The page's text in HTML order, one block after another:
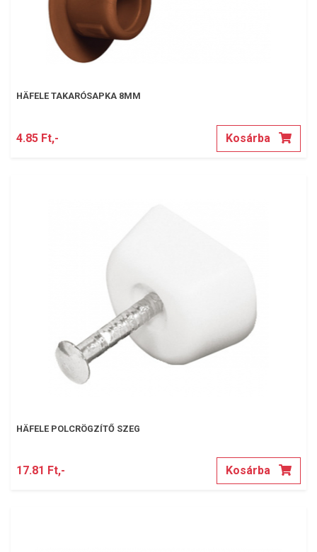
HÄFELE TAKARÓSAPKA 8MM
4.85 Ft,- Kosárba
HÄFELE POLCRÖGZÍTŐ SZEG
17.81 Ft,- Kosárba